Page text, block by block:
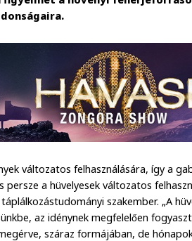
változatos felhasználására, így a
a hüvelyesek változatos
szakember. „A
az idénynek megfelelően
száraz formájában, de